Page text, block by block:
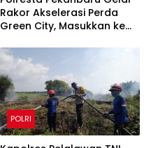
Rakor Akselerasi Perda
Green City, Masukkan ke
POLRI